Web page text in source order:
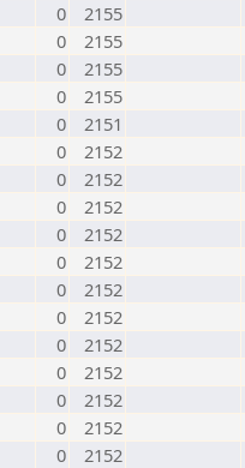
0
2155
0
2155
0
2155
0
2155
0
2151
0
2152
0
2152
0
2152
0
2152
0
2152
0
2152
0
2152
0
2152
0
2152
0
2152
0
2152
0
2152